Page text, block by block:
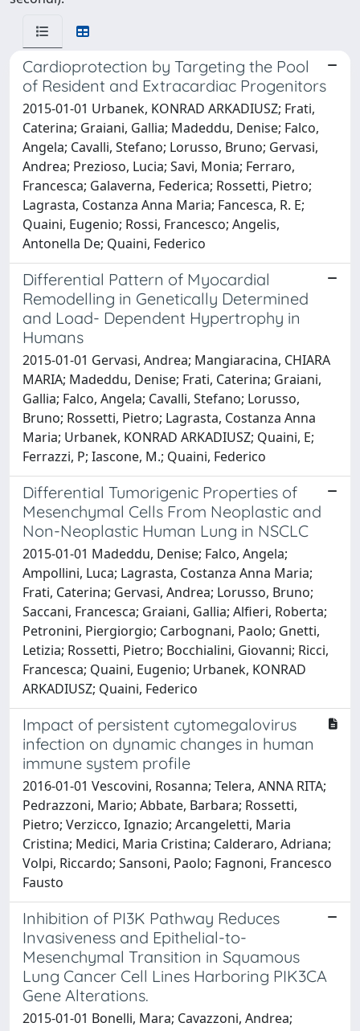
Cardioprotection by Targeting the Pool
of Resident and Extracardiac Progenitors
2015-01-01 Urbanek, KONRAD ARKADIUSZ; Frati,
Caterina; Graiani, Gallia; Madeddu, Denise; Falco,
Angela; Cavalli, Stefano; Lorusso, Bruno; Gervasi,
Andrea; Prezioso, Lucia; Savi, Monia; Ferraro,
Francesca; Galaverna, Federica; Rossetti, Pietro;
Lagrasta, Costanza Anna Maria; Fancesca, R. E;
Quaini, Eugenio; Rossi, Francesco; Angelis,
Antonella De; Quaini, Federico
Differential Pattern of Myocardial
Remodelling in Genetically Determined
and Load- Dependent Hypertrophy in
Humans
2015-01-01 Gervasi, Andrea; Mangiaracina, CHIARA
MARIA; Madeddu, Denise; Frati, Caterina; Graiani,
Gallia; Falco, Angela; Cavalli, Stefano; Lorusso,
Bruno; Rossetti, Pietro; Lagrasta, Costanza Anna
Maria; Urbanek, KONRAD ARKADIUSZ; Quaini, E;
Ferrazzi, P; Iascone, M.; Quaini, Federico
Differential Tumorigenic Properties of
Mesenchymal Cells From Neoplastic and
Non-Neoplastic Human Lung in NSCLC
2015-01-01 Madeddu, Denise; Falco, Angela;
Ampollini, Luca; Lagrasta, Costanza Anna Maria;
Frati, Caterina; Gervasi, Andrea; Lorusso, Bruno;
Saccani, Francesca; Graiani, Gallia; Alfieri, Roberta;
Petronini, Piergiorgio; Carbognani, Paolo; Gnetti,
Letizia; Rossetti, Pietro; Bocchialini, Giovanni; Ricci,
Francesca; Quaini, Eugenio; Urbanek, KONRAD
ARKADIUSZ; Quaini, Federico
Impact of persistent cytomegalovirus
infection on dynamic changes in human
immune system profile
2016-01-01 Vescovini, Rosanna; Telera, ANNA RITA;
Pedrazzoni, Mario; Abbate, Barbara; Rossetti,
Pietro; Verzicco, Ignazio; Arcangeletti, Maria
Cristina; Medici, Maria Cristina; Calderaro, Adriana;
Volpi, Riccardo; Sansoni, Paolo; Fagnoni, Francesco
Fausto
Inhibition of PI3K Pathway Reduces
Invasiveness and Epithelial-to-
Mesenchymal Transition in Squamous
Lung Cancer Cell Lines Harboring PIK3CA
Gene Alterations.
2015-01-01 Bonelli, Mara; Cavazzoni, Andrea;